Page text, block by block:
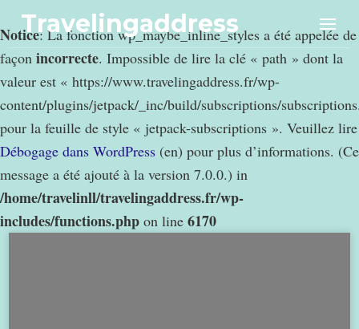
Notice: La fonction wp_maybe_inline_styles a été appelée de
façon incorrecte. Impossible de lire la clé « path » dont la
valeur est « https://www.travelingaddress.fr/wp-
content/plugins/jetpack/_inc/build/subscriptions/
pour la feuille de style « jetpack-subscriptions ». Veuillez lire
Débogage dans WordPress (en) pour plus d’informations. (Ce
message a été ajouté à la version 7.0.0.) in
/home/travelinll/travelingaddress.fr/wp-
includes/functions.php on line 6170
Travelingaddress